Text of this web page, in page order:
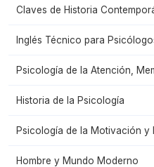
Claves de Historia
Inglés Técnico para
Psicología de la Atención,
Historia de la Psicología
Psicología de la Motivación y
Hombre y Mundo Moderno